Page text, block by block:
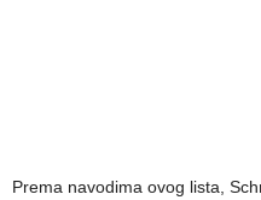
Prema navodima ovog lista,